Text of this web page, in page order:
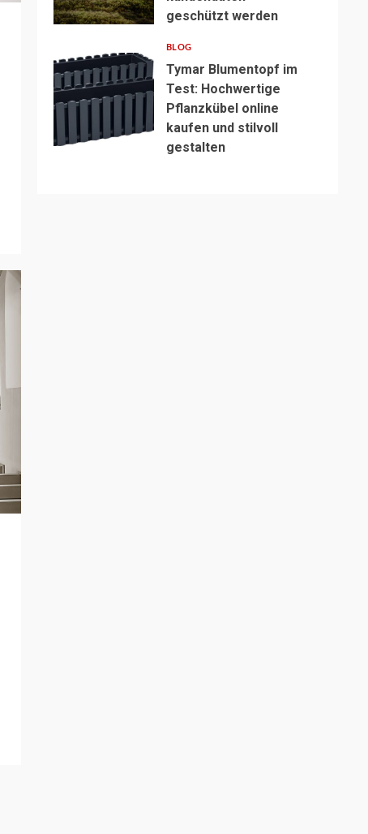
geschützt werden
BLOG
Tymar Blumentopf im
Test: Hochwertige
Pflanzkübel online
kaufen und stilvoll
gestalten